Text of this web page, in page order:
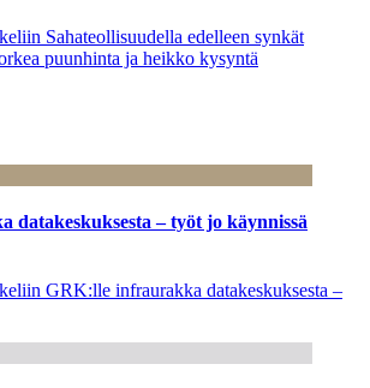
Sahateollisuudella edelleen synkät
puunhinta ja heikko kysyntä
datakeskuksesta – työt jo käynnissä
GRK:lle infraurakka datakeskuksesta –